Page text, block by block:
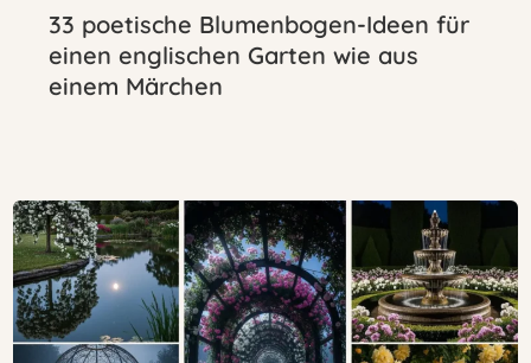
33 poetische Blumenbogen-Ideen für
einen englischen Garten wie aus
einem Märchen